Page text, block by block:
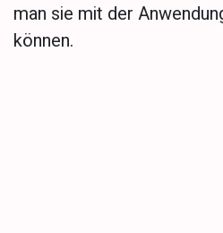
man sie mit der
können.